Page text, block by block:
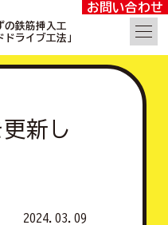
の鉄筋挿入工
ドライブ工法」
お問い合わせ
新し
2024.03.09